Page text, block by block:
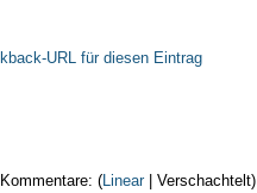
URL für diesen Eintrag
(Linear| Verschachtelt)